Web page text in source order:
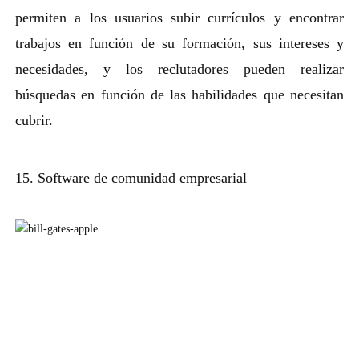
permiten a los usuarios subir currículos y encontrar
trabajos en función de su formación, sus intereses y
necesidades, y los reclutadores pueden realizar
búsquedas en función de las habilidades que necesitan
cubrir.
15. Software de comunidad empresarial